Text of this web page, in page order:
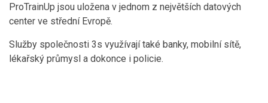
ProTrainUp jsou uložena v jednom z největších datových
center ve střední Evropě.
Služby společnosti 3s využívají také banky, mobilní sítě,
lékařský průmysl a dokonce i policie.